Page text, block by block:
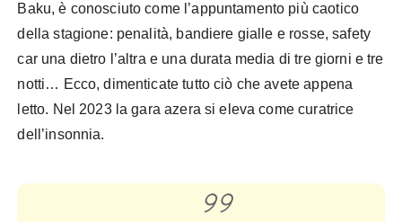
Baku, è conosciuto come l’appuntamento più caotico
della stagione: penalità, bandiere gialle e rosse, safety
car una dietro l’altra e una durata media di tre giorni e tre
notti… Ecco, dimenticate tutto ciò che avete appena
letto. Nel 2023 la gara azera si eleva come curatrice
dell’insonnia.